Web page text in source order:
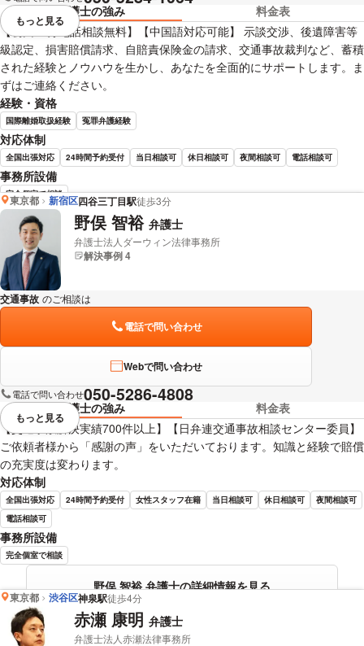
弁護士の強み
料金表
【初回15分電話相談無料】【中国語対応可能】 示談交渉、後遺障害等
級認定、損害賠償請求、自賠責保険金の請求、交通事故裁判など、蓄積
された経験とノウハウを生かし、あなたを全面的にサポートします。ま
ずはご連絡ください。
経験・資格
国際離婚取扱経験 冤罪弁護経験
対応体制
全国出張対応 24時間予約受付 当日相談可 休日相談可 夜間相談可 電話相談可
事務所設備
完全個室で相談
松村 大介 弁護士の詳細情報を見る
視覚的に省略されている要素を
もっと見る
東京都 新宿区四谷三丁目駅徒歩3分
野俣 智裕 弁護士
弁護士法人ダーウィン法律事務所
解決事例 4
交通事故 のご相談は
電話で問い合わせ
Webで問い合わせ
電話で問い合わせ050-5286-4808
弁護士の強み
料金表
【交通事故解決実績700件以上】【日弁連交通事故相談センター委員】
ご依頼者様から「感謝の声」をいただいております。知識と経験で賠償
の充実度は変わります。
対応体制
全国出張対応 24時間予約受付 女性スタッフ在籍 当日相談可 休日相談可
夜間相談可
電話相談可
事務所設備
完全個室で相談
野俣 智裕 弁護士の詳細情報を見る
視覚的に省略されている要素を
もっと見る
東京都 渋谷区神泉駅徒歩4分
赤瀬 康明 弁護士
弁護士法人赤瀬法律事務所